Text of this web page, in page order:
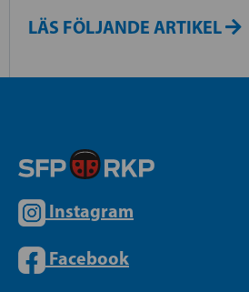
LÄS FÖLJANDE ARTIKEL
Instagram
Facebook